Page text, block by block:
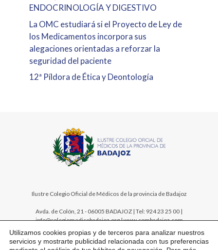
ENDOCRINOLOGÍA Y DIGESTIVO
La OMC estudiará si el Proyecto de Ley de
los Medicamentos incorpora sus
alegaciones orientadas a reforzar la
seguridad del paciente
12ª Píldora de Ética y Deontología
Ilustre Colegio Oficial de Médicos de la provincia de Badajoz
Avda. de Colón, 21 - 06005 BADAJOZ | Tel: 924 23 25 00 |
info@colegiomedicobadajoz.org | www.combadajoz.com
Utilizamos cookies propias y de terceros para analizar nuestros
servicios y mostrarte publicidad relacionada con tus preferencias